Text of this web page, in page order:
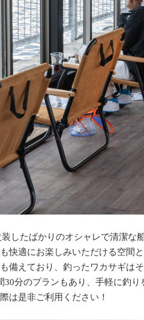
したばかりのオシャレで清潔な
快適にお楽しみいただける空間
備えており、釣ったワカサギは
30分のプランもあり、手軽に釣
は是非ご利用ください！